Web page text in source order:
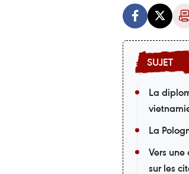
La
La
Vers
sur les